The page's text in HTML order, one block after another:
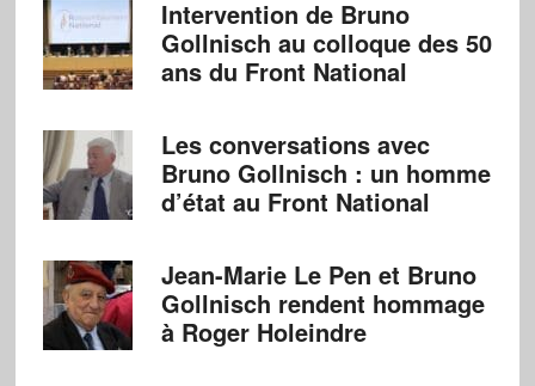
Intervention de Bruno
Gollnisch au colloque des 50
ans du Front National
Les conversations avec
Bruno Gollnisch : un homme
d’état au Front National
Jean-Marie Le Pen et Bruno
Gollnisch rendent hommage
à Roger Holeindre